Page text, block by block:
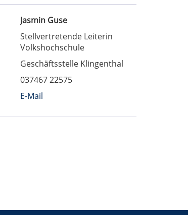
Jasmin Guse
Stellvertretende Leiterin
Volkshochschule
Geschäftsstelle Klingenthal
037467 22575
E-Mail